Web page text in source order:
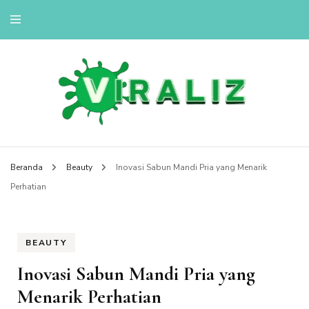
viralizou.site
Beranda Beauty
Inovasi Sabun Mandi Pria yang Menarik
Perhatian
BEAUTY
Inovasi Sabun Mandi Pria yang
Menarik Perhatian